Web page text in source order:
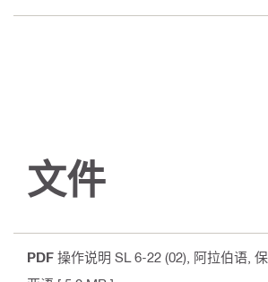
文件
PDF 操作说明 SL 6-22 (02) , 阿拉伯语,